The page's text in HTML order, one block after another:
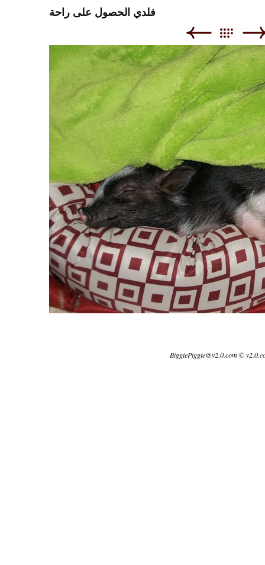
فلدي الحصول على راحة
BiggiePiggie@v2.0.com ©